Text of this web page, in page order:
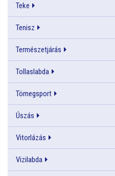
Teke
Tenisz
Természetjárás
Tollaslabda
Tömegsport
Úszás
Vitorlázás
Vizilabda